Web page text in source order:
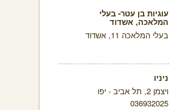
עוגיות בן עטר- בעלי
המלאכה, אשדוד
בעלי המלאכה 11, אשדוד
ניניו
ויצמן 2, תל אביב - יפו
036932025